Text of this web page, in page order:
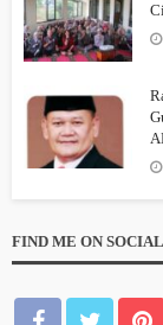
FIND ME ON